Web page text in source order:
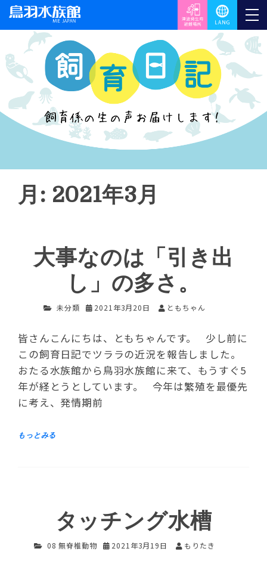
月: 2021年3月
大事なのは「引き出
し」の多さ。
未分類 2021年3月20日 ともちゃん
皆さんこんにちは、ともちゃんです。 少し前に
この飼育日記でツララの近況を報告しました。
おたる水族館から鳥羽水族館に来て、もうすぐ5
年が経とうとしています。 今年は繁殖を最優先
に考え、発情期前
タッチング水槽
08 無脊椎動物 2021年3月19日 もりたき